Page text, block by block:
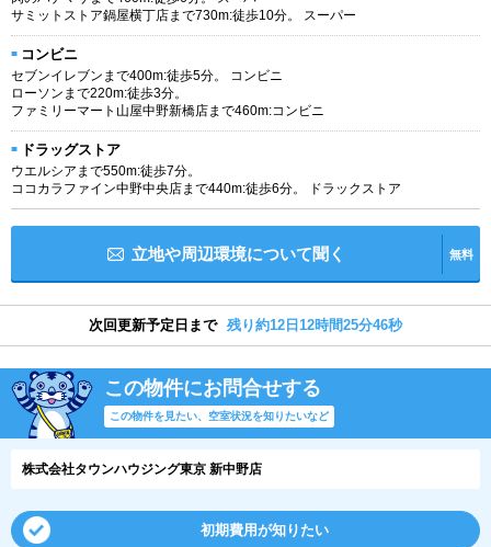
サミットストア鍋屋横丁店まで730m:徒歩10分。 スーパー
コンビニ
セブンイレブンまで400m:徒歩5分。 コンビニ
ローソンまで220m:徒歩3分。
ファミリーマート山屋中野新橋店まで460m:コンビニ
ドラッグストア
ウエルシアまで550m:徒歩7分。
ココカラファイン中野中央店まで440m:徒歩6分。 ドラックストア
立地や周辺環境について聞く 無料
次回更新予定日まで 残り約12日12時間25分45秒
この物件にお問合せする
この物件を見たい、空室状況を知りたいなど
株式会社タウンハウジング東京 新中野店
初期費用が知りたい